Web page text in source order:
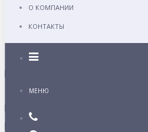
О КОМПАНИИ
КОНТАКТЫ
Каталог
МЕНЮ